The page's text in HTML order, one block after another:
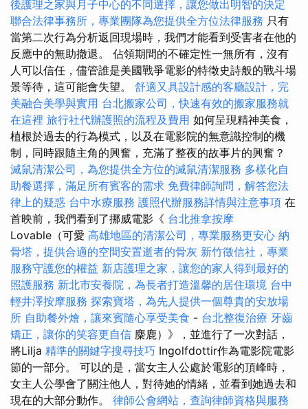
後護理之家與月子中心的不同選擇，讓您做出明智的決定
聯合法律事務所，專業團隊為您提供全方位法律服務 只有
當第二次行為分析返回現場時，我們才能看到受害者在他的
反應中的無助撤退。 佔領期間的不確定性一無所有，沒有
人可以信任，儘管誰是美國戰爭電影的特徵史詩般的戰斗場
景等待，這可能會失望。 舒適又具設計感的客廳設計，完
美融合美學與實用 台北搬家公司，快速有效的搬家服務就
在這裡 旅行社代辦護照的流程及費用 如何呈現精神美食，
植根於過去的行為模式，以及在電影院的無意識控制的機
制，同時跟隨主角的興奮，充滿了整夜的故事片的興奮？
滅鼠清潔公司，為您提供全方位的滅鼠清潔服務 多樣化自
助餐選擇，滿足所有賓客的需求 免費律師詢問，解答您法
律上的疑惑 台中水療服務 護照代辦服務詳情與注意事項 在
首映前，我們看到了挪威電影《 台北推拿按摩
Lovable（可愛 高雄地區的清潔公司，專業服務更安心 納
骨塔，提供合適的空間安置逝者的骨灰 新竹徵信社，專業
服務守護您的權益 新店護理之家，讓您的家人得到最好的
照護服務 新北市安養院，為長者打造溫馨的居住環境 台中
輕井澤按摩服務 探索寶塔，為先人提供一個尊貴的安放場
所 自助餐外燴，讓來賓隨心享受美食 - 台北整復治療 牙齒
矯正，讓你的笑容更自信 麋鹿）》，並進行了一次對話，
將Lilja 精準的關鍵字搜尋技巧 Ingolfdottir作為電影院電影
節的一部分。 可以的是，當女主人公處於電影的頂峰時，
女主人公學會了關注他人，對待她的情緒，並看到她過去和
現在的大部分動作。 律師公會網站，查詢律師資格與服務